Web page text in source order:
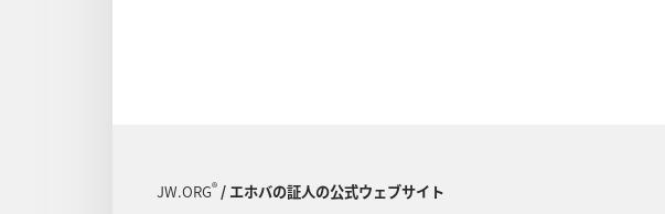
JW.ORG®/ エホバの証人の公式ウェブサイト